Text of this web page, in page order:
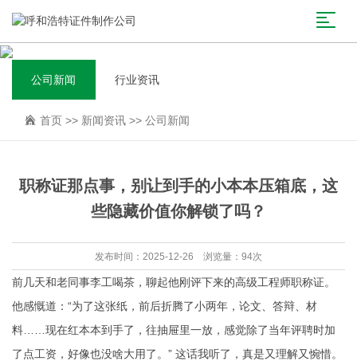
公司新闻 行业资讯
首页 >> 新闻资讯 >> 公司新闻
职称证那点事，别让到手的小本本压箱底，这
些隐藏价值你解锁了吗？
发布时间：2025-12-26 浏览量：94次
前几天和老同事李工喝茶，聊起他刚评下来的高级工程师职称证。
他感慨道：“为了这张纸，前后折腾了小两年，论文、答辩、材
料……现在红本本到手了，往抽屉里一放，感觉除了当年评聘时加
了点工资，好像也没啥大用了。” 这话我听了，真是又理解又惋惜。